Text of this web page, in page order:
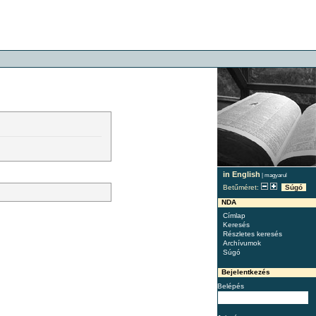
in English | magyarul
Betűméret:
Súgó
NDA
Címlap
Keresés
Részletes keresés
Archívumok
Súgó
Bejelentkezés
Belépés